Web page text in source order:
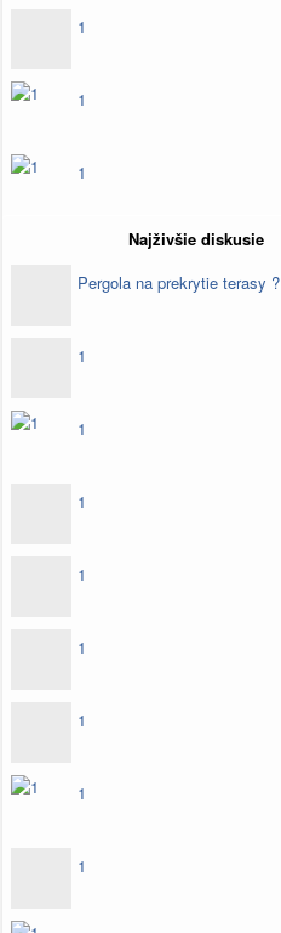
1
1
1
Najživšie diskusie
Pergola na prekrytie terasy ?
1
1
1
1
1
1
1
1